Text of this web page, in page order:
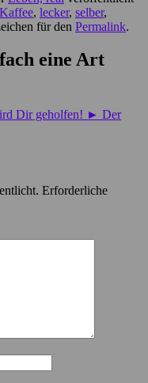
Kaffee, lecker, selber,
für den Permalink.
eine Art
Dir geholfen! ► Der
Erforderliche